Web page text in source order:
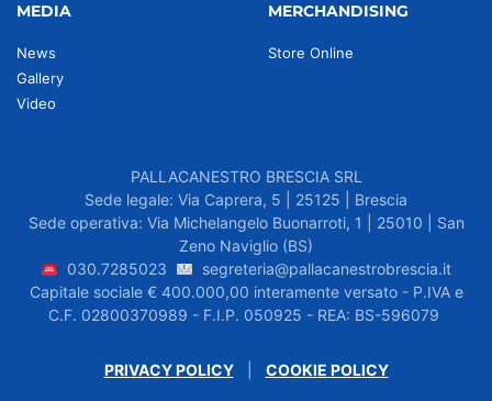
MEDIA
News
Gallery
Video
MERCHANDISING
Store Online
PALLACANESTRO BRESCIA SRL
Sede legale: Via Caprera, 5 | 25125 | Brescia
Sede operativa: Via Michelangelo Buonarroti, 1 | 25010 | San
Zeno Naviglio (BS)
030.7285023
segreteria@pallacanestrobrescia.it
Capitale sociale € 400.000,00 interamente versato - P.IVA e
C.F. 02800370989 - F.I.P. 050925 - REA: BS-596079
PRIVACY POLICY| COOKIE POLICY